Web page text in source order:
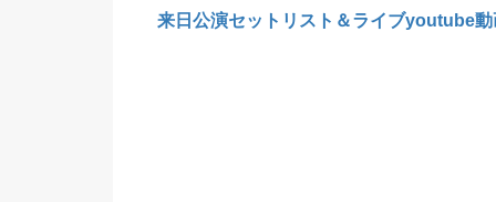
来日公演セットリスト＆ライブyoutube動